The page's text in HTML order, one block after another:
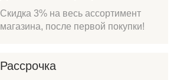
Скидка 3% на весь ассортимент
магазина, после первой покупки!
Рассрочка